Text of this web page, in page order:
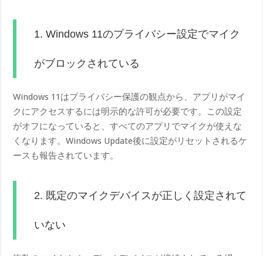
1. Windows 11のプライバシー設定でマイク
がブロックされている
Windows 11はプライバシー保護の観点から、アプリがマイ
クにアクセスするには明示的な許可が必要です。この設定
がオフになっていると、すべてのアプリでマイクが使えな
くなります。Windows Update後に設定がリセットされるケ
ースも報告されています。
2. 既定のマイクデバイスが正しく設定されて
いない